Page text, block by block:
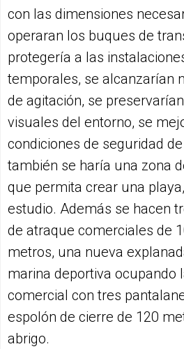
con las dimensiones
operaran los buques de
protegería a las
temporales, se alcanzarían
de agitación, se
visuales del entorno, se
condiciones de seguridad
también se haría una zona
que permita crear una
estudio. Además se hacen
de atraque comerciales de
metros, una nueva
marina deportiva ocupando
comercial con tres
espolón de cierre de 120
abrigo.